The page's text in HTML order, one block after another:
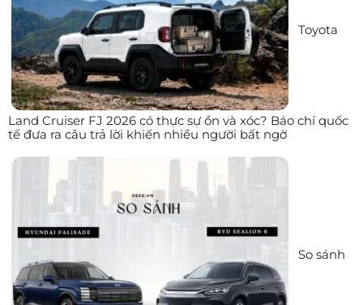
Toyota
Land Cruiser FJ 2026 có thực sự ồn và xóc? Báo chí quốc
tế đưa ra câu trả lời khiến nhiều người bất ngờ
So sánh